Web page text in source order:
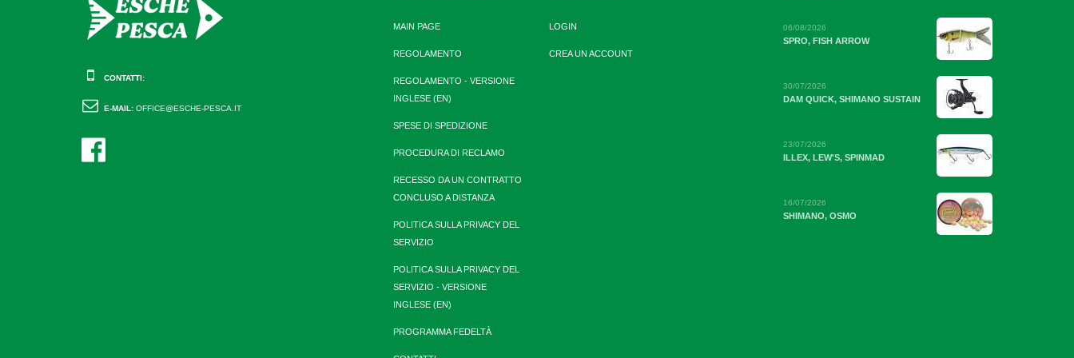
CONTATTI:
E-MAIL: OFFICE@ESCHE-PESCA.IT
MAIN PAGE
REGOLAMENTO
REGOLAMENTO - VERSIONE
INGLESE (EN)
SPESE DI SPEDIZIONE
PROCEDURA DI RECLAMO
RECESSO DA UN CONTRATTO
CONCLUSO A DISTANZA
POLITICA SULLA PRIVACY DEL
SERVIZIO
POLITICA SULLA PRIVACY DEL
SERVIZIO - VERSIONE
INGLESE (EN)
PROGRAMMA FEDELTÀ
LOGIN
CREA UN ACCOUNT
06/08/2026
SPRO, FISH ARROW
30/07/2026
DAM QUICK, SHIMANO SUSTAIN
23/07/2026
ILLEX, LEW'S, SPINMAD
16/07/2026
SHIMANO, OSMO